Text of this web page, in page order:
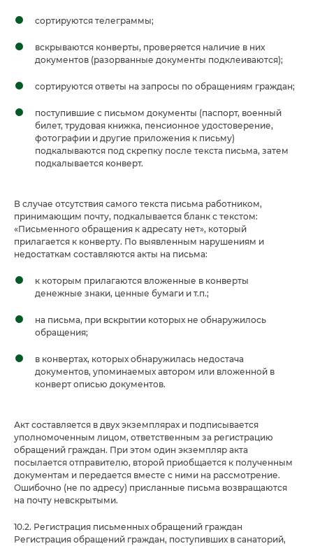
сортируются телеграммы;
вскрываются конверты, проверяется наличие в них
документов (разорванные документы подклеиваются);
сортируются ответы на запросы по обращениям граждан;
поступившие с письмом документы (паспорт, военный
билет, трудовая книжка, пенсионное удостоверение,
фотографии и другие приложения к письму)
подкалываются под скрепку после текста письма, затем
подкалывается конверт.
В случае отсутствия самого текста письма работником,
принимающим почту, подкалывается бланк с текстом:
«Письменного обращения к адресату нет», который
прилагается к конверту. По выявленным нарушениям и
недостаткам составляются акты на письма:
к которым прилагаются вложенные в конверты
денежные знаки, ценные бумаги и т.п.;
на письма, при вскрытии которых не обнаружилось
обращения;
в конвертах, которых обнаружилась недостача
документов, упоминаемых автором или вложенной в
конверт описью документов.
Акт составляется в двух экземплярах и подписывается
уполномоченным лицом, ответственным за регистрацию
обращений граждан. При этом один экземпляр акта
посылается отправителю, второй приобщается к полученным
документам и передается вместе с ними на рассмотрение.
Ошибочно (не по адресу) присланные письма возвращаются
на почту невскрытыми.
10.2. Регистрация письменных обращений граждан
Регистрация обращений граждан, поступивших в санаторий,